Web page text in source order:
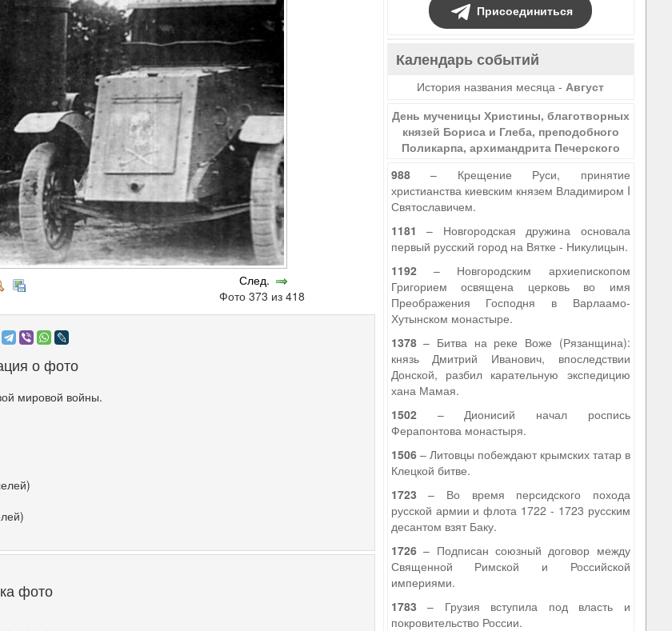
След.
Фото 373 из 418
о фото
мировой войны.
фото
Присоединиться
Календарь событий
История названия месяца -Август
День мученицы Христины, благотворных
князей Бориса и Глеба, преподобного
Поликарпа, архимандрита Печерского
988– Крещение Руси, принятие
христианства киевским князем Владимиром I
Святославичем.
1181 – Новгородская дружина основала
первый русский город на Вятке - Никулицын.
1192– Новгородским архиепископом
Григорием освящена церковь во имя
Преображения Господня в Варлаамо-
Хутынском монастыре.
1378– Битва на реке Воже (Рязанщина):
князь Дмитрий Иванович, впоследствии
Донской, разбил карательную экспедицию
хана Мамая.
1502– Дионисий начал роспись
Ферапонтова монастыря.
1506– Литовцы побеждают крымских татар в
Клецкой битве.
1723 – Во время персидского похода
русской армии и флота 1722 - 1723 русским
десантом взят Баку.
1726– Подписан союзный договор между
Священной Римской и Российской
империями.
1783 – Грузия вступила под власть и
покровительство России.